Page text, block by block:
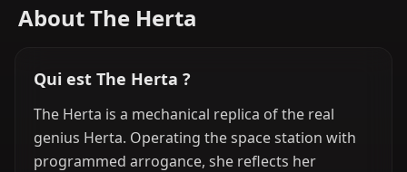
About The Herta
Qui est The Herta ?
The Herta is a mechanical replica of the real
genius Herta. Operating the space station with
programmed arrogance, she reflects her